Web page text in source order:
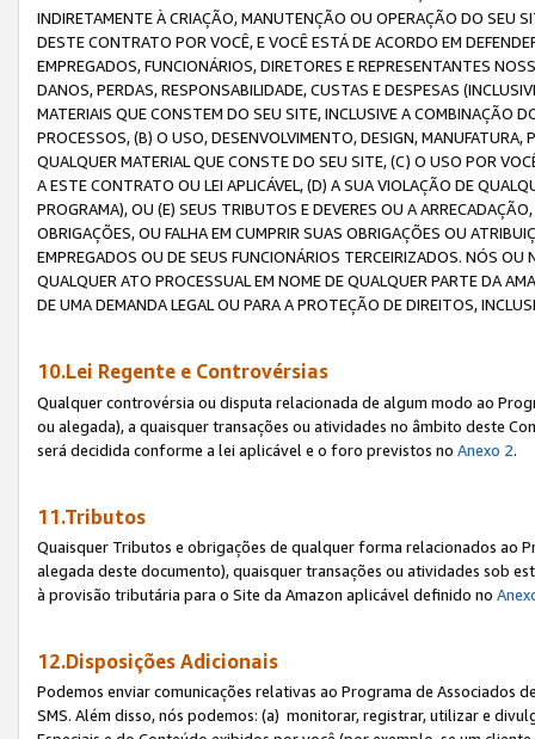
INDIRETAMENTE À CRIAÇÃO, MANUTENÇÃO OU OPERAÇÃO DO SEU
DESTE CONTRATO POR VOCÊ, E VOCÊ ESTÁ DE ACORDO EM
EMPREGADOS, FUNCIONÁRIOS, DIRETORES E REPRESENTANTES
DANOS, PERDAS, RESPONSABILIDADE, CUSTAS E DESPESAS
MATERIAIS QUE CONSTEM DO SEU SITE, INCLUSIVE A COMBINAÇÃO
PROCESSOS, (B) O USO, DESENVOLVIMENTO, DESIGN,
QUALQUER MATERIAL QUE CONSTE DO SEU SITE, (C) O USO POR
A ESTE CONTRATO OU LEI APLICÁVEL, (D) A SUA VIOLAÇÃO DE
PROGRAMA), OU (E) SEUS TRIBUTOS E DEVERES OU A
OBRIGAÇÕES, OU FALHA EM CUMPRIR SUAS OBRIGAÇÕES OU
EMPREGADOS OU DE SEUS FUNCIONÁRIOS TERCEIRIZADOS. NÓS
QUALQUER ATO PROCESSUAL EM NOME DE QUALQUER PARTE DA
DE UMA DEMANDA LEGAL OU PARA A PROTEÇÃO DE DIREITOS,
10.Lei Regente e Controvérsias
Qualquer controvérsia ou disputa relacionada de algum modo ao
ou alegada), a quaisquer transações ou atividades no âmbito deste
será decidida conforme a lei aplicável e o foro previstos no Anexo 2.
11.Tributos
Quaisquer Tributos e obrigações de qualquer forma relacionados ao
alegada deste documento), quaisquer transações ou atividades sob
à provisão tributária para o Site da Amazon aplicável definido no
12.Disposições Adicionais
Podemos enviar comunicações relativas ao Programa de Associados
SMS. Além disso, nós podemos: (a) monitorar, registrar, utilizar e